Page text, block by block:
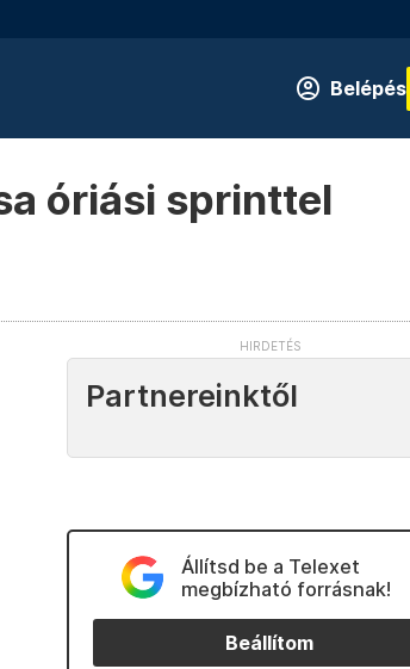
Belépés
óriási sprinttel
Partnereinktől
Állítsd be a Telexet
megbízható forrásnak!
Beállítom